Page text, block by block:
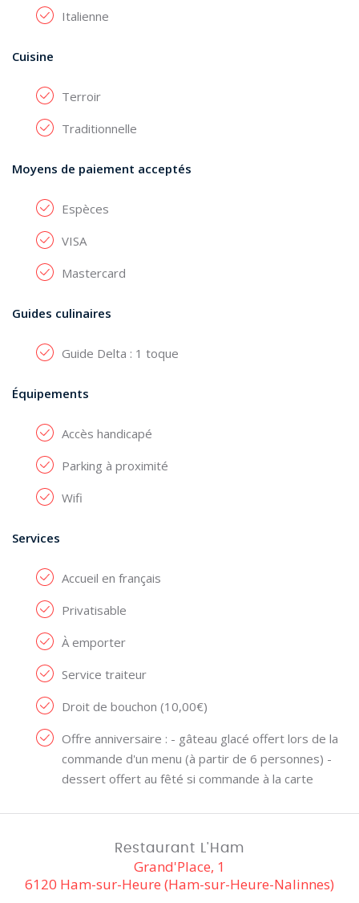
Italienne
Cuisine
Terroir
Traditionnelle
Moyens de paiement acceptés
Espèces
VISA
Mastercard
Guides culinaires
Guide Delta : 1 toque
Équipements
Accès handicapé
Parking à proximité
Wifi
Services
Accueil en français
Privatisable
À emporter
Service traiteur
Droit de bouchon (10,00€)
Offre anniversaire : - gâteau glacé offert lors de la
commande d'un menu (à partir de 6 personnes) -
dessert offert au fêté si commande à la carte
Restaurant L'Ham
Grand'Place, 1
6120 Ham-sur-Heure (Ham-sur-Heure-Nalinnes)